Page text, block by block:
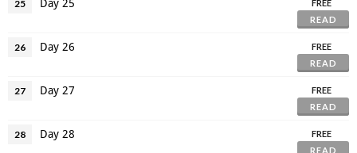
25 Day 25
FREE
READ
26 Day 26
FREE
READ
27 Day 27
FREE
READ
28 Day 28
FREE
READ